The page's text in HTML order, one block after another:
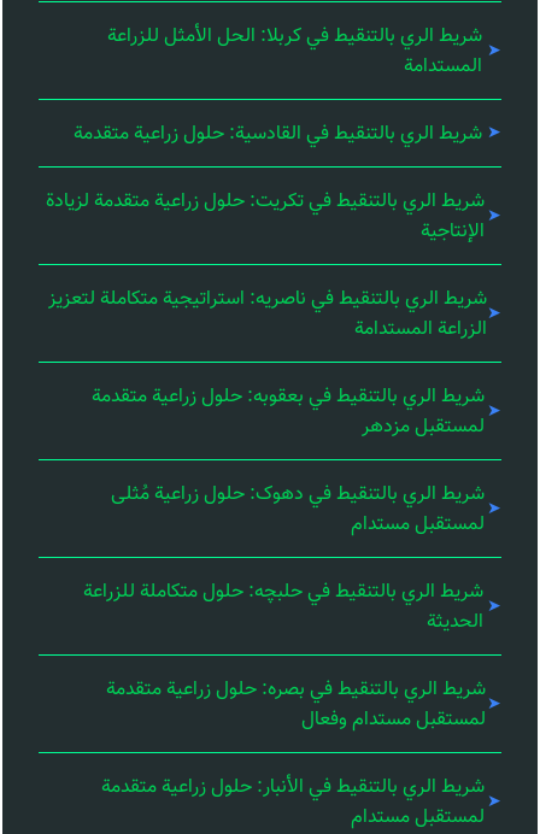
شريط الري بالتنقيط في كربلا: الحل الأمثل للزراعة
المستدامة
شريط الري بالتنقيط في القادسية: حلول زراعية متقدمة
شريط الري بالتنقيط في تكريت: حلول زراعية متقدمة لزيادة
الإنتاجية
شريط الري بالتنقيط في ناصریه: استراتيجية متكاملة لتعزيز
الزراعة المستدامة
شريط الري بالتنقيط في بعقوبه: حلول زراعية متقدمة
لمستقبل مزدهر
شريط الري بالتنقيط في دهوک: حلول زراعية مُثلى
لمستقبل مستدام
شريط الري بالتنقيط في حلبچه: حلول متكاملة للزراعة
الحديثة
شريط الري بالتنقيط في بصره: حلول زراعية متقدمة
لمستقبل مستدام وفعال
شريط الري بالتنقيط في الأنبار: حلول زراعية متقدمة
لمستقبل مستدام